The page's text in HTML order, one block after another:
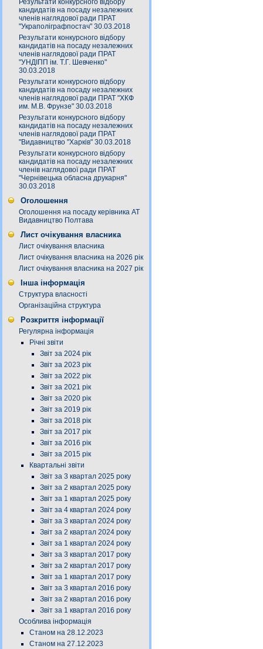
Результати конкурсного відбору
кандидатів на посаду незалежних
членів наглядової ради ПРАТ
"Украполіграфпостач" 30.03.2018
Результати конкурсного відбору
кандидатів на посаду незалежних
членів наглядової ради ПРАТ
"УНДІПП ім. Т.Г. Шевченко"
30.03.2018
Результати конкурсного відбору
кандидатів на посаду незалежних
членів наглядової ради ПРАТ "ХКФ
им. М.В. Фрунзе" 30.03.2018
Результати конкурсного відбору
кандидатів на посаду незалежних
членів наглядової ради ПРАТ
"Видавництво "Харків" 30.03.2018
Результати конкурсного відбору
кандидатів на посаду незалежних
членів наглядової ради ПРАТ
"Чернівецька обласна друкарня"
30.03.2018
Оголошення
Оголошення на посаду керівника АТ
Видавництво Полтава
Лист очікування власника
Лист очікування власника
Лист очікування власника на 2026 рік
Лист очікування власника на 2027 рік
Інша інформація
Структура власності
Організаційна структура
Розкриття інформації
Регулярна інформація
Річні звіти
Звіт за 2024 рік
Звіт за 2023 рік
Звіт за 2022 рік
Звіт за 2021 рік
Звіт за 2020 рік
Звіт за 2019 рік
Звіт за 2018 рік
Звіт за 2017 рік
Звіт за 2016 рік
Звіт за 2015 рік
Квартальні звіти
Звіт за 3 квартал 2025 року
Звіт за 2 квартал 2025 року
Звіт за 1 квартал 2025 року
Звіт за 4 квартал 2024 року
Звіт за 3 квартал 2024 року
Звіт за 2 квартал 2024 року
Звіт за 1 квартал 2024 року
Звіт за 3 квартал 2017 року
Звіт за 2 квартал 2017 року
Звіт за 1 квартал 2017 року
Звіт за 3 квартал 2016 року
Звіт за 2 квартал 2016 року
Звіт за 1 квартал 2016 року
Особлива інформація
Станом на 28.12.2023
Станом на 27.12.2023